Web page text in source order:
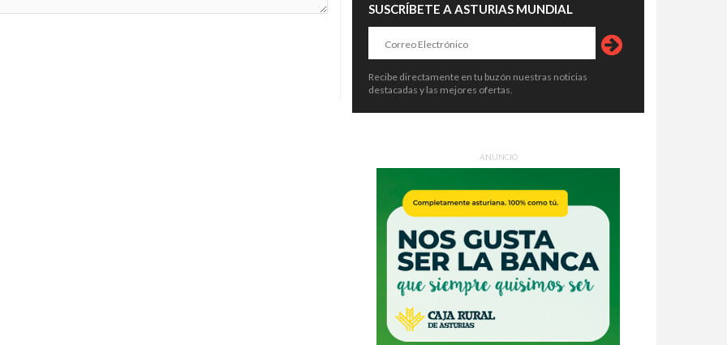
SUSCRÍBETE A ASTURIAS MUNDIAL
Recibe directamente en tu buzón nuestras noticias
destacadas y las mejores ofertas.
ANUNCIO